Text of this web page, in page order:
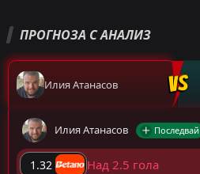
ПРОГНОЗА С АНАЛИЗ
Илия Атанасов
Илия Атанасов Последвай
1.32 Над 2.5 гола